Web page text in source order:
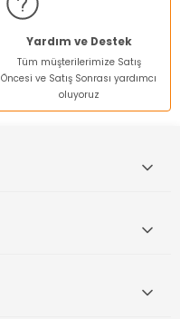
Yardım ve Destek
Tüm müşterilerimize Satış
Öncesi ve Satış Sonrası yardımcı
oluyoruz